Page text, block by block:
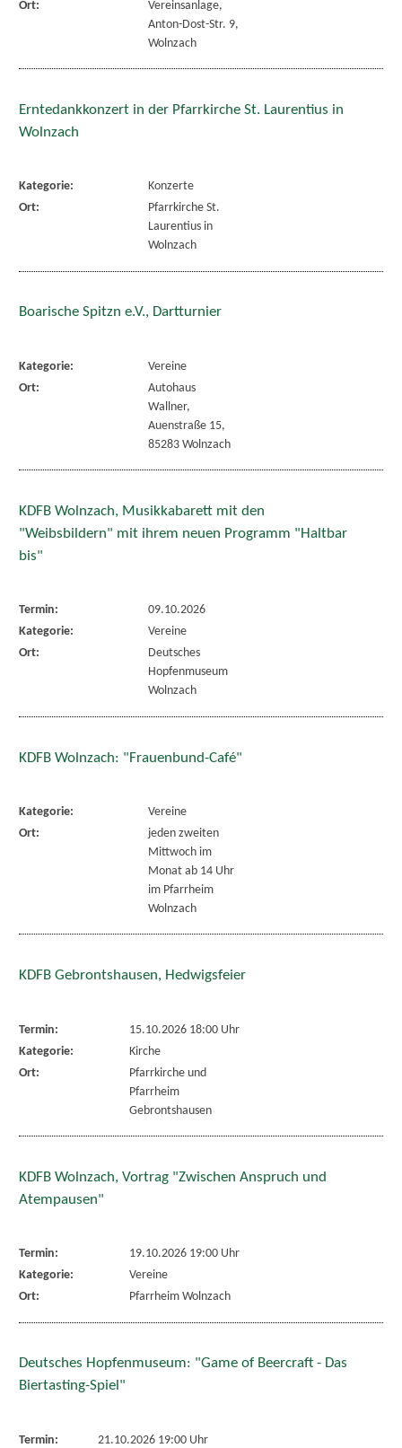
Ort:
Vereinsanlage,
Anton-Dost-Str. 9,
Wolnzach
Erntedankkonzert in der Pfarrkirche St. Laurentius in
Wolnzach
Kategorie:
Konzerte
Ort:
Pfarrkirche St.
Laurentius in
Wolnzach
Boarische Spitzn e.V., Dartturnier
Kategorie:
Vereine
Ort:
Autohaus
Wallner,
Auenstraße 15,
85283 Wolnzach
KDFB Wolnzach, Musikkabarett mit den
"Weibsbildern" mit ihrem neuen Programm "Haltbar
bis"
Termin:
09.10.2026
Kategorie:
Vereine
Ort:
Deutsches
Hopfenmuseum
Wolnzach
KDFB Wolnzach: "Frauenbund-Café"
Kategorie:
Vereine
Ort:
jeden zweiten
Mittwoch im
Monat ab 14 Uhr
im Pfarrheim
Wolnzach
KDFB Gebrontshausen, Hedwigsfeier
Termin:
15.10.2026 18:00 Uhr
Kategorie:
Kirche
Ort:
Pfarrkirche und
Pfarrheim
Gebrontshausen
KDFB Wolnzach, Vortrag "Zwischen Anspruch und
Atempausen"
Termin:
19.10.2026 19:00 Uhr
Kategorie:
Vereine
Ort:
Pfarrheim Wolnzach
Deutsches Hopfenmuseum: "Game of Beercraft - Das
Biertasting-Spiel"
Termin:
21.10.2026 19:00 Uhr